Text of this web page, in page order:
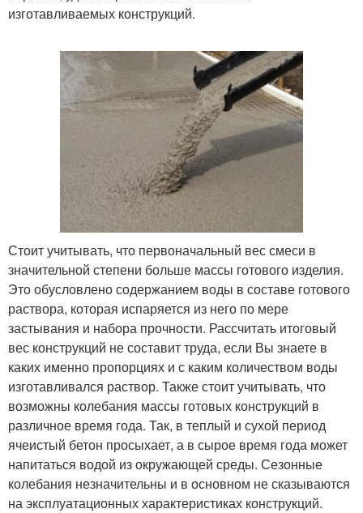
изготавливаемых конструкций.
Стоит учитывать, что первоначальный вес смеси в
значительной степени больше массы готового изделия.
Это обусловлено содержанием воды в составе готового
раствора, которая испаряется из него по мере
застывания и набора прочности. Рассчитать итоговый
вес конструкций не составит труда, если Вы знаете в
каких именно пропорциях и с каким количеством воды
изготавливался раствор. Также стоит учитывать, что
возможны колебания массы готовых конструкций в
различное время года. Так, в теплый и сухой период
ячеистый бетон просыхает, а в сырое время года может
напитаться водой из окружающей среды. Сезонные
колебания незначительны и в основном не сказываются
на эксплуатационных характеристиках конструкций.